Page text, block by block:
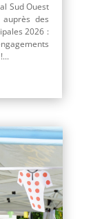
Sud Ouest
des
2026 :